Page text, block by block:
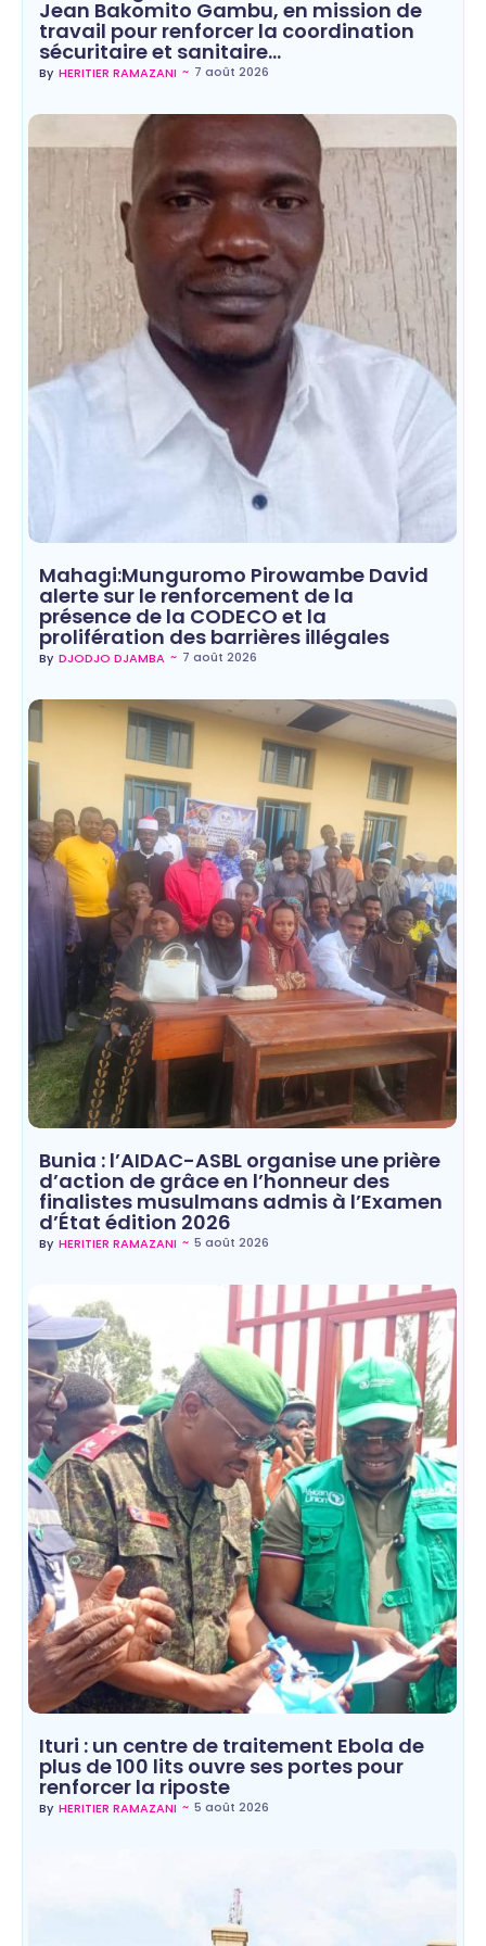
Jean Bakomito Gambu, en mission de
travail pour renforcer la coordination
sécuritaire et sanitaire…
By HERITIER RAMAZANI ~ 7 août 2026
Mahagi:Munguromo Pirowambe David
alerte sur le renforcement de la
présence de la CODECO et la
prolifération des barrières illégales
By DJODJO DJAMBA ~ 7 août 2026
Bunia : l’AIDAC-ASBL organise une prière
d’action de grâce en l’honneur des
finalistes musulmans admis à l’Examen
d’État édition 2026
By HERITIER RAMAZANI ~ 5 août 2026
Ituri : un centre de traitement Ebola de
plus de 100 lits ouvre ses portes pour
renforcer la riposte
By HERITIER RAMAZANI ~ 5 août 2026